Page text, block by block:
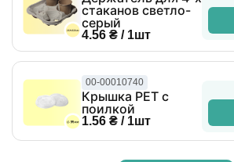
стаканов светло-
серый
4.56 ₴ / 1шт
00-00010740
Крышка PET с
поилкой
1.56 ₴ / 1шт